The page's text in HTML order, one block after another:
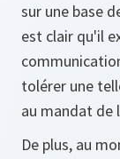
sur une base
est clair qu'il
tolérer une
au mandat de
De plus, au